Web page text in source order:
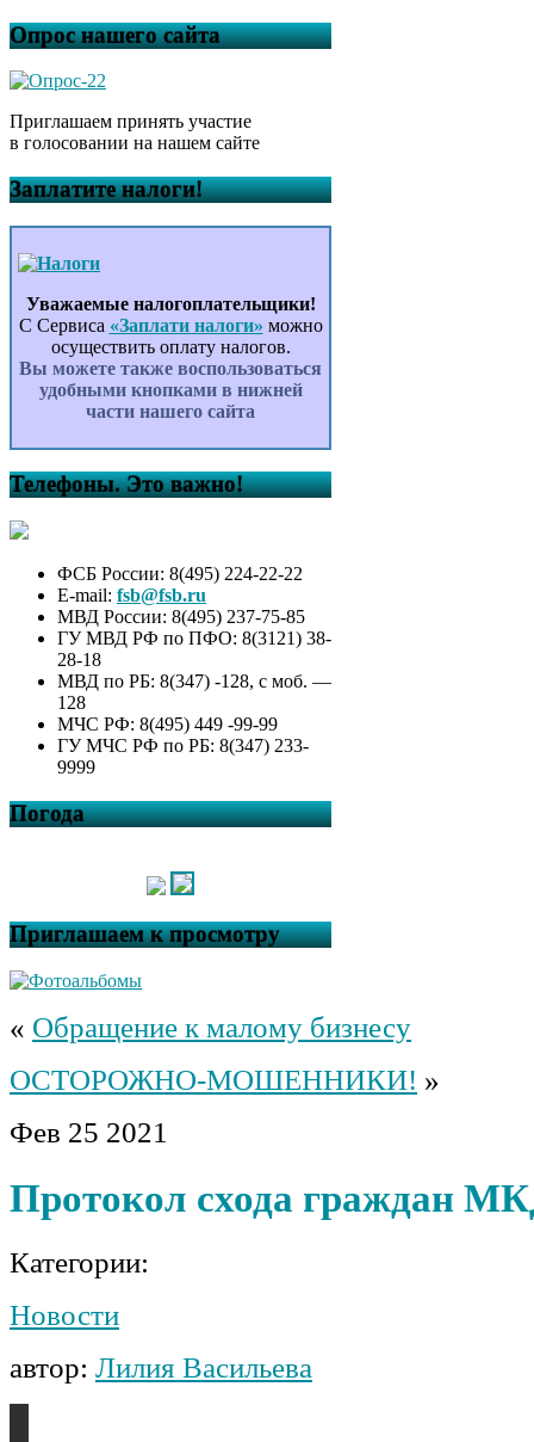
Опрос нашего сайта
Приглашаем принять участие
в голосовании на нашем сайте
Заплатите налоги!
Уважаемые налогоплательщики!
С Сервиса «Заплати налоги» можно
осуществить оплату налогов.
Вы можете также воспользоваться
удобными кнопками в нижней
части нашего сайта
Телефоны. Это важно!
ФСБ России: 8(495) 224-22-22
E-mail: fsb@fsb.ru
МВД России: 8(495) 237-75-85
ГУ МВД РФ по ПФО: 8(3121) 38-
28-18
МВД по РБ: 8(347) -128, с моб. —
128
МЧС РФ: 8(495) 449 -99-99
ГУ МЧС РФ по РБ: 8(347) 233-
9999
Погода
Приглашаем к просмотру
« Обращение к малому бизнесу
ОСТОРОЖНО-МОШЕННИКИ! »
Фев 25 2021
Протокол схода граждан
Категории:
Новости
автор: Лилия Васильева